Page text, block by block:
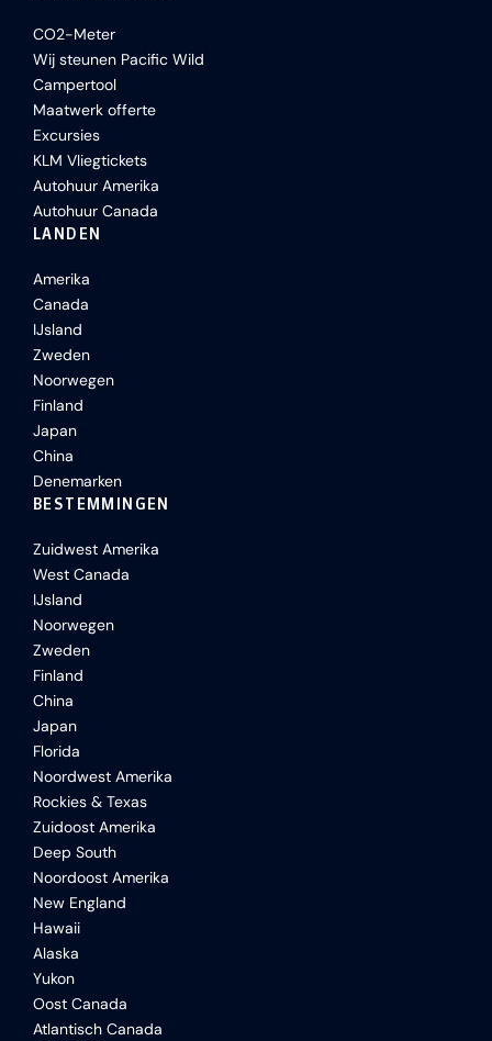
CO2-Meter
Wij steunen Pacific Wild
Campertool
Maatwerk offerte
Excursies
KLM Vliegtickets
Autohuur Amerika
Autohuur Canada
LANDEN
Amerika
Canada
IJsland
Zweden
Noorwegen
Finland
Japan
China
Denemarken
BESTEMMINGEN
Zuidwest Amerika
West Canada
IJsland
Noorwegen
Zweden
Finland
China
Japan
Florida
Noordwest Amerika
Rockies & Texas
Zuidoost Amerika
Deep South
Noordoost Amerika
New England
Hawaii
Alaska
Yukon
Oost Canada
Atlantisch Canada